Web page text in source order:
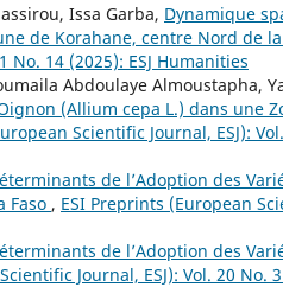
Issa Garba, Dynamique
de Korahane, centre Nord de
No. 14 (2025): ESJ Humanities
Abdoulaye Almoustapha,
(Allium cepa L.) dans une
Scientific Journal, ESJ):
de l’Adoption des
Faso , ESI Preprints (European
de l’Adoption des
Journal, ESJ): Vol. 20 No. 3